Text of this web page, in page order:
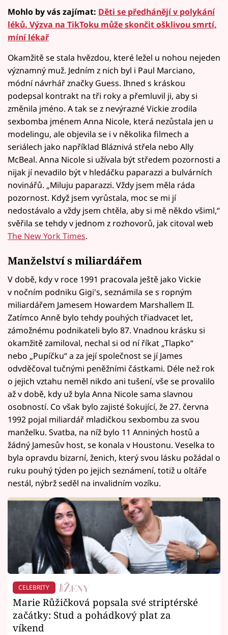
Mohlo by vás zajímat: Děti se předhánějí v polykání
léků. Výzva na TikToku může skončit ošklivou smrtí,
míní lékař
Okamžitě se stala hvězdou, které ležel u nohou nejeden
významný muž. Jedním z nich byl i Paul Marciano,
módní návrhář značky Guess. Ihned s kráskou
podepsal kontrakt na tři roky a přemluvil ji, aby si
změnila jméno. A tak se z nevýrazné Vickie zrodila
sexbomba jménem Anna Nicole, která nezůstala jen u
modelingu, ale objevila se i v několika filmech a
seriálech jako například Bláznivá střela nebo Ally
McBeal. Anna Nicole si užívala být středem pozornosti a
nijak jí nevadilo být v hledáčku paparazzi a bulvárních
novinářů. „Miluju paparazzi. Vždy jsem měla ráda
pozornost. Když jsem vyrůstala, moc se mi jí
nedostávalo a vždy jsem chtěla, aby si mě někdo všiml,“
svěřila se tehdy v jednom z rozhovorů, jak citoval web
The New York Times.
Manželství s miliardářem
V době, kdy v roce 1991 pracovala ještě jako Vickie
v nočním podniku Gigi's, seznámila se s ropným
miliardářem Jamesem Howardem Marshallem II.
Zatímco Anně bylo tehdy pouhých třiadvacet let,
zámožnému podnikateli bylo 87. Vnadnou krásku si
okamžitě zamiloval, nechal si od ní říkat „Tlapko“
nebo „Pupíčku“ a za její společnost se jí James
odvděčoval tučnými peněžními částkami. Déle než rok
o jejich vztahu neměl nikdo ani tušení, vše se provalilo
až v době, kdy už byla Anna Nicole sama slavnou
osobností. Co však bylo zajisté šokující, že 27. června
1992 pojal miliardář mladičkou sexbombu za svou
manželku. Svatba, na níž bylo 11 Anniných hostů a
žádný Jamesův host, se konala v Houstonu. Veselka to
byla opravdu bizarní, ženich, který svou lásku požádal o
ruku pouhý týden po jejich seznámení, totiž u oltáře
nestál, nýbrž seděl na invalidním vozíku.
CELEBRITY
Marie Růžičková popsala své striptérské
začátky: Stud a pohádkový plat za
víkend